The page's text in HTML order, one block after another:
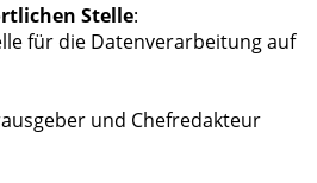
Stelle:
für die Datenverarbeitung auf
und Chefredakteur